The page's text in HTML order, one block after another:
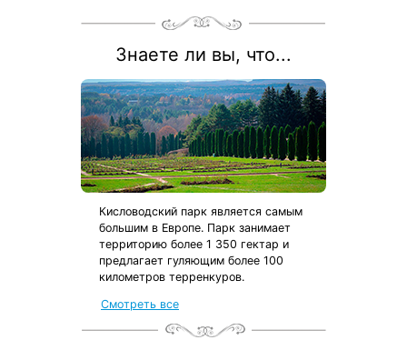
Знаете ли вы, что...
Кисловодский парк является самым
большим в Европе. Парк занимает
территорию более 1 350 гектар и
предлагает гуляющим более 100
километров терренкуров.
Смотреть все
от местных жителей
с чек-листом
и туристической картой